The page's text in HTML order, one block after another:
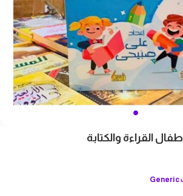
القراءة والكتابة
Generic